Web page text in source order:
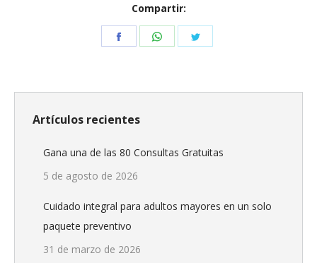
Compartir:
Share
Share
Artículos recientes
Gana una de las 80 Consultas Gratuitas
5 de agosto de 2026
Cuidado integral para adultos mayores en un solo
paquete preventivo
31 de marzo de 2026